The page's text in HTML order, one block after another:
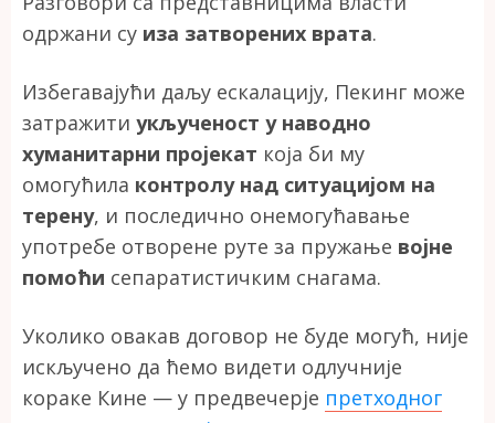
одржани су иза затворених врата.
Избегавајући даљу ескалацију, Пекинг може
затражити укљученост у наводно
хуманитарни пројекат која би му
омогућила контролу над ситуацијом на
терену, и последично онемогућавање
употребе отворене руте за пружање војне
помоћи сепаратистичким снагама.
Уколико овакав договор не буде могућ, није
искључено да ћемо видети одлучније
кораке Кине — у предвечерје претходног